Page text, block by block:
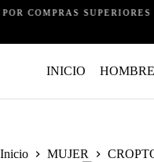
al
COMPRAS SUPERIORES A
INICIO HOMBRE
Inicio MUJER